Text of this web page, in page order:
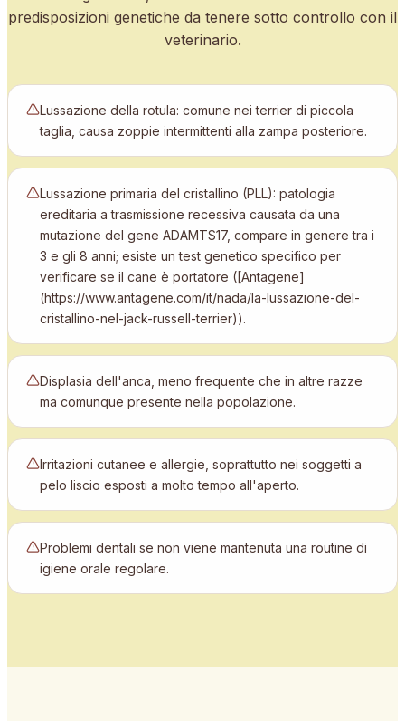
predisposizioni genetiche da tenere sotto controllo con il
veterinario.
Lussazione della rotula: comune nei terrier di piccola
taglia, causa zoppie intermittenti alla zampa posteriore.
Lussazione primaria del cristallino (PLL): patologia
ereditaria a trasmissione recessiva causata da una
mutazione del gene ADAMTS17, compare in genere tra i
3 e gli 8 anni; esiste un test genetico specifico per
verificare se il cane è portatore ([Antagene]
(https://www.antagene.com/it/nada/la-lussazione-del-
cristallino-nel-jack-russell-terrier)).
Displasia dell'anca, meno frequente che in altre razze
ma comunque presente nella popolazione.
Irritazioni cutanee e allergie, soprattutto nei soggetti a
pelo liscio esposti a molto tempo all'aperto.
Problemi dentali se non viene mantenuta una routine di
igiene orale regolare.